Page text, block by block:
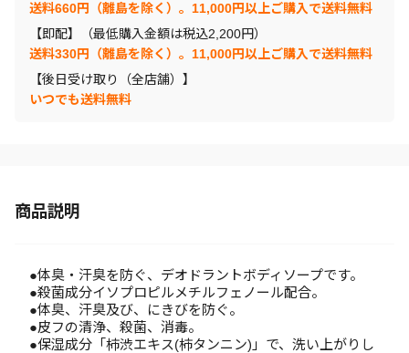
送料660円（離島を除く）。11,000円以上ご購入で送料無料
【即配】（最低購入金額は税込2,200円）
送料330円（離島を除く）。11,000円以上ご購入で送料無料
【後日受け取り（全店舗）】
いつでも送料無料
商品説明
●体臭・汗臭を防ぐ、デオドラントボディソープです。
●殺菌成分イソプロピルメチルフェノール配合。
●体臭、汗臭及び、にきびを防ぐ。
●皮フの清浄、殺菌、消毒。
●保湿成分「柿渋エキス(柿タンニン)」で、洗い上がりし